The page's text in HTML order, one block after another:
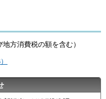
方消費税の額を含む）